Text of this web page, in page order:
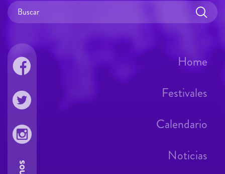
Home
Festivales
Calendario
Noticias